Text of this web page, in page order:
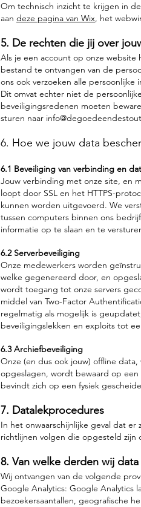
Om technisch inzicht te krijgen in
aan deze pagina van Wix, het
5. De rechten die jij over
Als je een account op onze
bestand te ontvangen van de
ons ook verzoeken alle
Dit omvat echter niet de
beveiligingsredenen moeten
sturen naar
6. Hoe we jouw data
6.1 Beveiliging van verbinding en
Jouw verbinding met onze site, en
loopt door SSL en het HTTPS-
kunnen worden uitgevoerd. We
tussen computers binnen ons
informatie op te slaan en te
6.2 Serverbeveiliging
Onze medewerkers worden
welke gegenereerd door, en
wordt toegang tot onze servers
middel van Two-Factor
regelmatig als mogelijk is
beveiligingslekken en exploits tot
6.3 Archiefbeveiliging
Onze (en dus ook jouw) offline
opgeslagen, wordt bewaard op
bevindt zich op een fysiek
7. Datalekprocedures
In het onwaarschijnlijke geval dat
richtlijnen volgen die opgesteld zijn
8. Van welke derden wij
Wij ontvangen van de volgende
Google Analytics: Google Analytics
bezoekersaantallen, geografische